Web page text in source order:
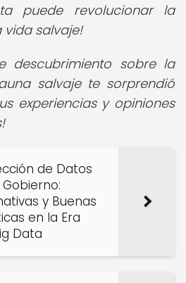
puede revolucionar la
salvaje!
descubrimiento sobre la
salvaje te sorprendió
experiencias y opiniones
de Datos
y Buenas
en la Era
Data